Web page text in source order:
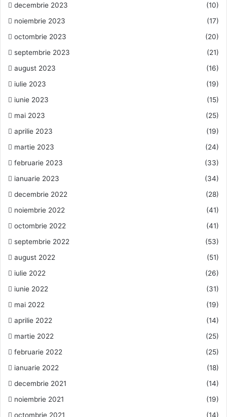
decembrie 2023
(10)
noiembrie 2023
(17)
octombrie 2023
(20)
septembrie 2023
(21)
august 2023
(16)
iulie 2023
(19)
iunie 2023
(15)
mai 2023
(25)
aprilie 2023
(19)
martie 2023
(24)
februarie 2023
(33)
ianuarie 2023
(34)
decembrie 2022
(28)
noiembrie 2022
(41)
octombrie 2022
(41)
septembrie 2022
(53)
august 2022
(51)
iulie 2022
(26)
iunie 2022
(31)
mai 2022
(19)
aprilie 2022
(14)
martie 2022
(25)
februarie 2022
(25)
ianuarie 2022
(18)
decembrie 2021
(14)
noiembrie 2021
(19)
octombrie 2021
(14)